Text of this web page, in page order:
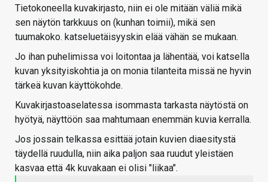
Tietokoneella kuvakirjasto, niin ei ole mitään väliä mikä
sen näytön tarkkuus on (kunhan toimii), mikä sen
tuumakoko. katseluetäisyyskin elää vähän se mukaan.
Jo ihan puhelimissa voi loitontaa ja lähentää, voi katsella
kuvan yksityiskohtia ja on monia tilanteita missä ne hyvin
tärkeä kuvan käyttökohde.
Kuvakirjastoaselatessa isommasta tarkasta näytöstä on
hyötyä, näyttöön saa mahtumaan enemmän kuvia kerralla.
Jos jossain telkassa esittää jotain kuvien diaesitystä
täydellä ruudulla, niin aika paljon saa ruudut yleistäen
kasvaa että 4k kuvakaan ei olisi "liikaa".